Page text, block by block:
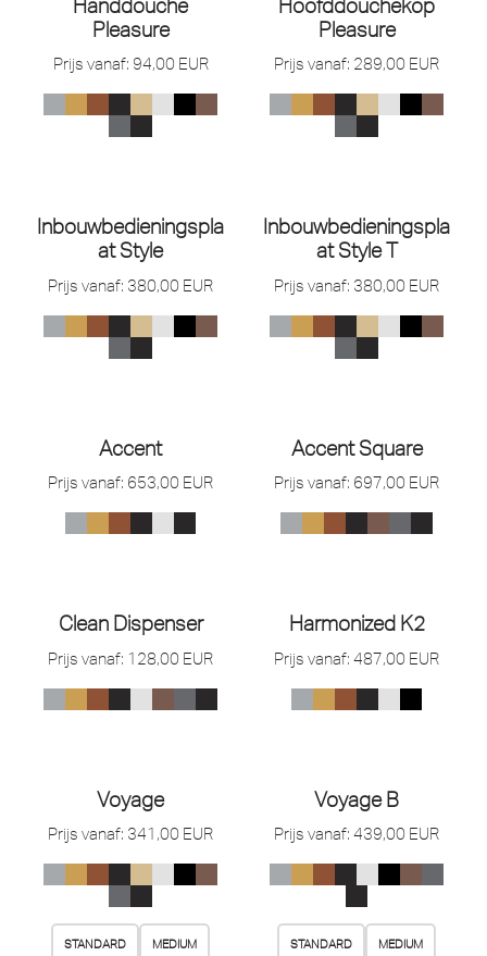
Pleasure
Prijs vanaf: 94,00 EUR
Pleasure
Prijs vanaf: 289,00 EUR
Inbouwbedieningspla
At Style
Prijs vanaf: 380,00 EUR
Inbouwbedieningspla
At Style T
Prijs vanaf: 380,00 EUR
Accent
Prijs vanaf: 653,00 EUR
Accent Square
Prijs vanaf: 697,00 EUR
Clean Dispenser
Prijs vanaf: 128,00 EUR
Harmonized K2
Prijs vanaf: 487,00 EUR
Voyage
Prijs vanaf: 341,00 EUR
STANDARD MEDIUM
Voyage B
Prijs vanaf: 439,00 EUR
STANDARD MEDIUM